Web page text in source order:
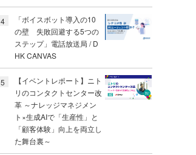
4
「ボイスボット導入の10
の壁 失敗回避する5つの
ステップ」電話放送局 / D
HK CANVAS
5
【イベントレポート】ニト
リのコンタクトセンター改
革 ～ナレッジマネジメン
ト×生成AIで「生産性」と
「顧客体験」向上を両立し
た舞台裏～